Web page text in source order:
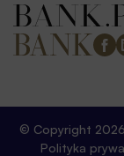
© Copyright
Polityka